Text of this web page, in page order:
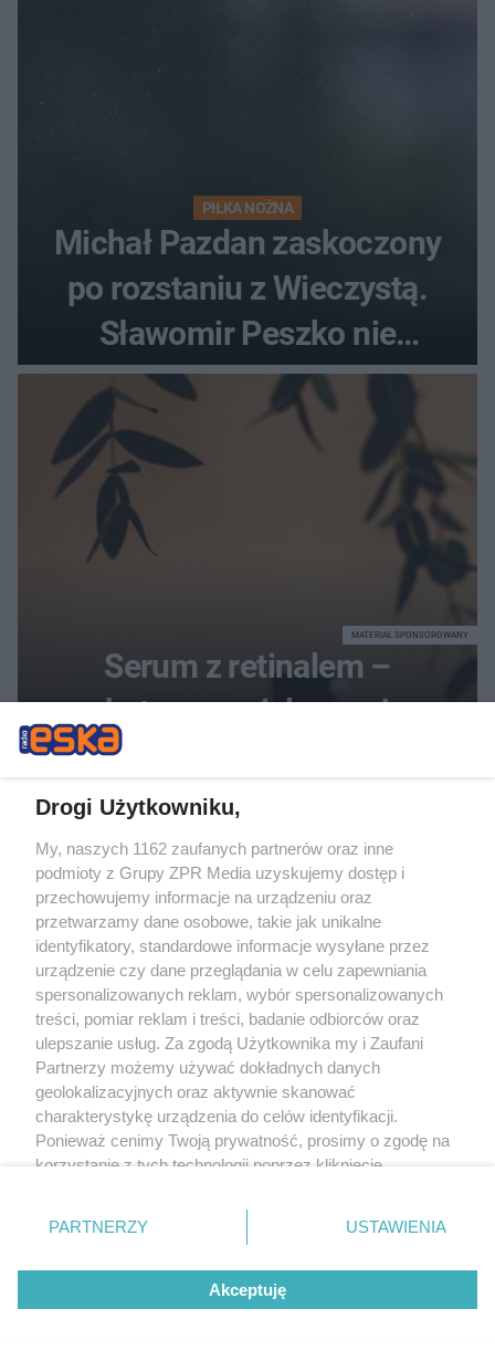
PIŁKA NOŻNA
Michał Pazdan zaskoczony
po rozstaniu z Wieczystą.
Sławomir Peszko nie
dotrzymał słowa?
Serum z retinalem –
skuteczna pielęgnacja
przeciwzmarszczkowa i
regenerująca
MATERIAŁ SPONSOROWANY
TENIS
Świątek kontra Kostiuk w WTA
Toronto. Ukrainka rzuca wyzwanie
Polce
Drogi Użytkowniku,
My, naszych 1162 zaufanych partnerów oraz inne
podmioty z Grupy ZPR Media uzyskujemy dostęp i
przechowujemy informacje na urządzeniu oraz
przetwarzamy dane osobowe, takie jak unikalne
identyfikatory, standardowe informacje wysyłane przez
urządzenie czy dane przeglądania w celu zapewniania
spersonalizowanych reklam, wybór spersonalizowanych
treści, pomiar reklam i treści, badanie odbiorców oraz
ulepszanie usług. Za zgodą Użytkownika my i Zaufani
Partnerzy możemy używać dokładnych danych
geolokalizacyjnych oraz aktywnie skanować
charakterystykę urządzenia do celów identyfikacji.
Ponieważ cenimy Twoją prywatność, prosimy o zgodę na
korzystanie z tych technologii poprzez kliknięcie
zmienić/wycofać klikając przycisk ustawień prywatności
znajdujący się w lewym dolnym rogu strony
rodzaje przetwarzania danych nie wymagają zgody
użytkownika, ale masz prawo sprzeciwić się takiemu
przetwarzaniu. Preferencje będą miały zastosowanie tylko
PARTNERZY USTAWIENIA
Akceptuję